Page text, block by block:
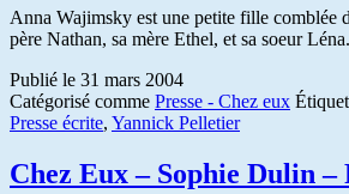
Anna Wajimsky est une petite fille comblée
père Nathan, sa mère Ethel, et sa soeur Léna.
Publié le 31 mars 2004
Catégorisé comme Presse - Chez eux
Presse écrite, Yannick Pelletier
Chez Eux – Sophie Dulin –